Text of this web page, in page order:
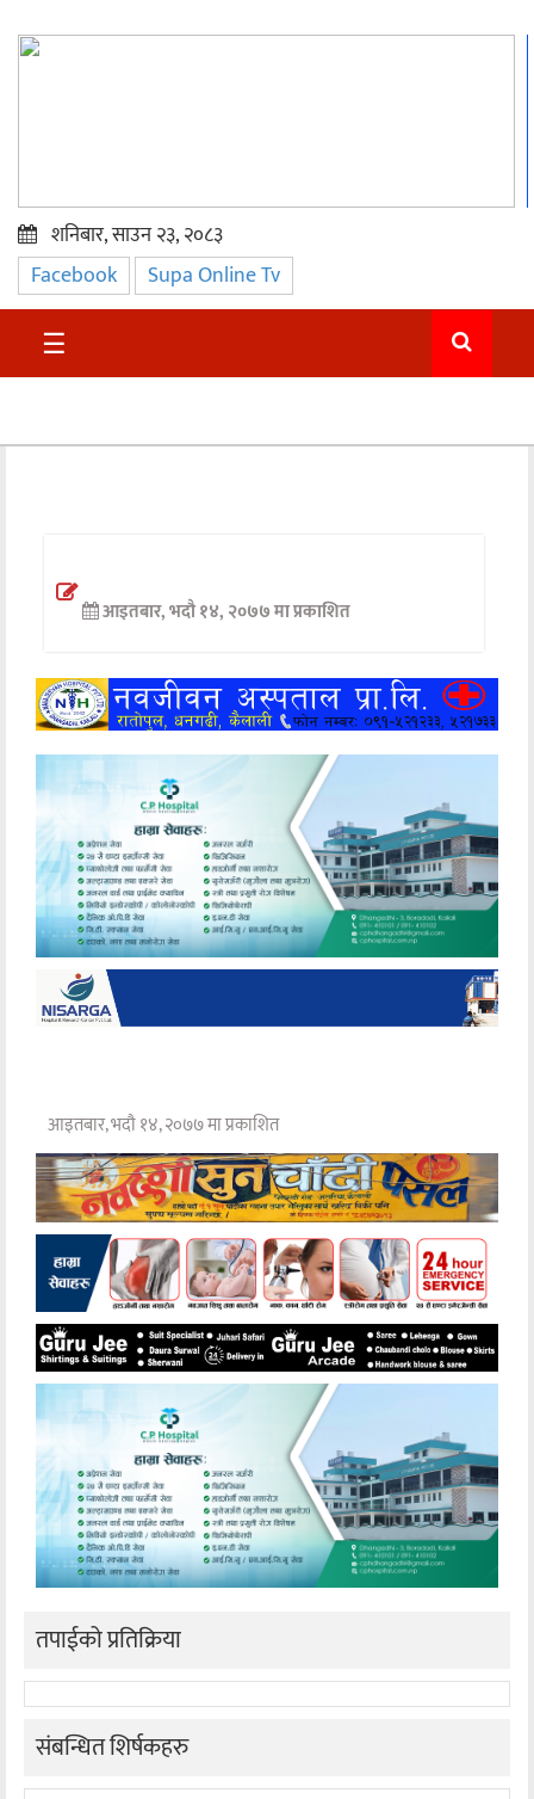
प्रमुख
समाचार
सुदुर
अन्तर्वार्ता
खेलकुद
मनोरञ्जन
अन्य
शनिबार, साउन २३, २०८३
Facebook Supa Online Tv
☰
आइतबार, भदौ १४, २०७७ मा प्रकाशित
आइतबार, भदौ १४, २०७७ मा प्रकाशित
तपाईको प्रतिक्रिया
संबन्धित शिर्षकहरु